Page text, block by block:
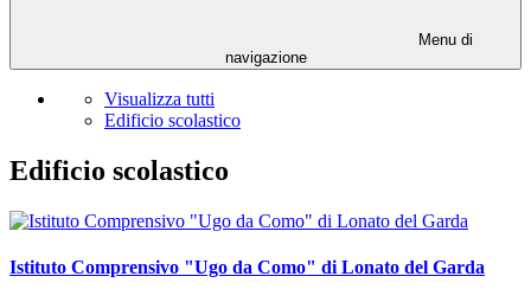
Menu di
navigazione
Visualizza tutti
Edificio scolastico
Edificio scolastico
Istituto Comprensivo "Ugo da Como" di Lonato del Garda